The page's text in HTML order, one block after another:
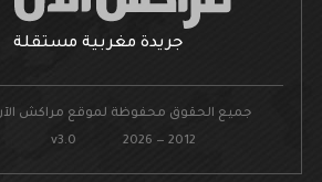
جريدة مغربية مستقلة
جميع الحقوق محفوظة لموقع مراكش
v3.0 2026 — 2012